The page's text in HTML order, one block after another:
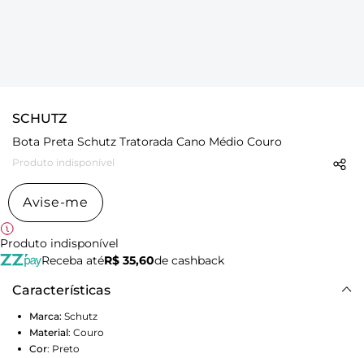
SCHUTZ
Bota Preta Schutz Tratorada Cano Médio Couro
Produto indisponível
Avise-me
Produto indisponível
Receba atéR$ 35,60de cashback
Características
Marca: Schutz
Material: Couro
Cor: Preto